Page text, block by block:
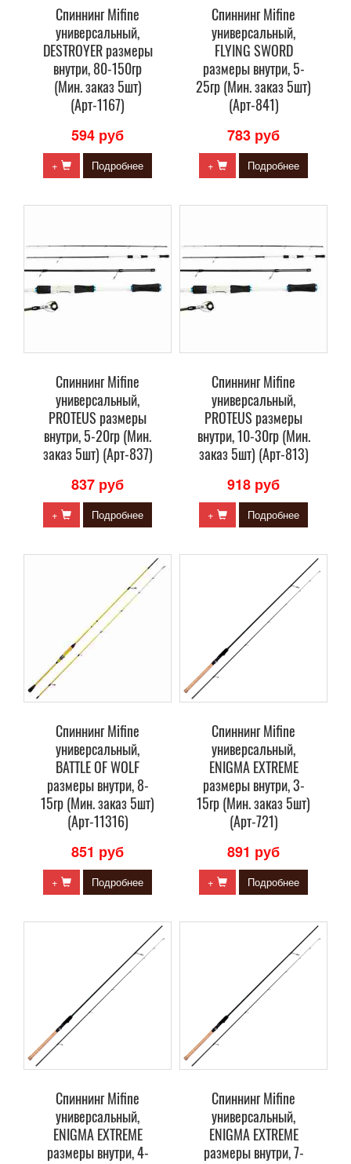
Спиннинг Mifine
универсальный,
DESTROYER размеры
внутри, 80-150гр
(Мин. заказ 5шт)
(Арт-1167)
594 руб
+ Подробнее
Спиннинг Mifine
универсальный,
FLYING SWORD
размеры внутри, 5-
25гр (Мин. заказ 5шт)
(Арт-841)
783 руб
+ Подробнее
Спиннинг Mifine
универсальный,
PROTEUS размеры
внутри, 5-20гр (Мин.
заказ 5шт) (Арт-837)
837 руб
+ Подробнее
Спиннинг Mifine
универсальный,
PROTEUS размеры
внутри, 10-30гр (Мин.
заказ 5шт) (Арт-813)
918 руб
+ Подробнее
Спиннинг Mifine
универсальный,
BATTLE OF WOLF
размеры внутри, 8-
15гр (Мин. заказ 5шт)
(Арт-11316)
851 руб
+ Подробнее
Спиннинг Mifine
универсальный,
ENIGMA EXTREME
размеры внутри, 3-
15гр (Мин. заказ 5шт)
(Арт-721)
891 руб
+ Подробнее
Спиннинг Mifine
универсальный,
ENIGMA EXTREME
размеры внутри, 4-
Спиннинг Mifine
универсальный,
ENIGMA EXTREME
размеры внутри, 7-